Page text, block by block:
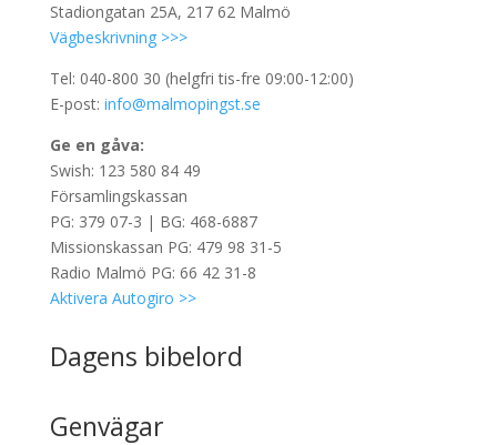
Stadiongatan 25A, 217 62 Malmö
Vägbeskrivning >>>
Tel: 040-800 30 (helgfri tis-fre 09:00-12:00)
E-post: info@malmopingst.se
Ge en gåva:
Swish: 123 580 84 49
Församlingskassan
PG: 379 07-3 | BG: 468-6887
Missionskassan PG: 479 98 31-5
Radio Malmö PG: 66 42 31-8
Aktivera Autogiro >>
Dagens bibelord
Genvägar